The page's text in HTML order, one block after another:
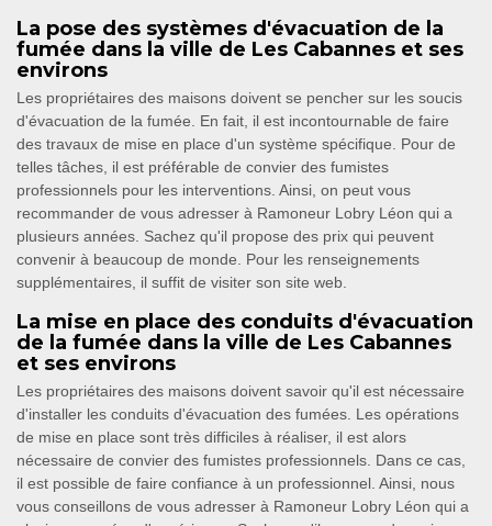
La pose des systèmes d'évacuation de la
fumée dans la ville de Les Cabannes et ses
environs
Les propriétaires des maisons doivent se pencher sur les soucis
d'évacuation de la fumée. En fait, il est incontournable de faire
des travaux de mise en place d'un système spécifique. Pour de
telles tâches, il est préférable de convier des fumistes
professionnels pour les interventions. Ainsi, on peut vous
recommander de vous adresser à Ramoneur Lobry Léon qui a
plusieurs années. Sachez qu'il propose des prix qui peuvent
convenir à beaucoup de monde. Pour les renseignements
supplémentaires, il suffit de visiter son site web.
La mise en place des conduits d'évacuation
de la fumée dans la ville de Les Cabannes
et ses environs
Les propriétaires des maisons doivent savoir qu'il est nécessaire
d'installer les conduits d'évacuation des fumées. Les opérations
de mise en place sont très difficiles à réaliser, il est alors
nécessaire de convier des fumistes professionnels. Dans ce cas,
il est possible de faire confiance à un professionnel. Ainsi, nous
vous conseillons de vous adresser à Ramoneur Lobry Léon qui a